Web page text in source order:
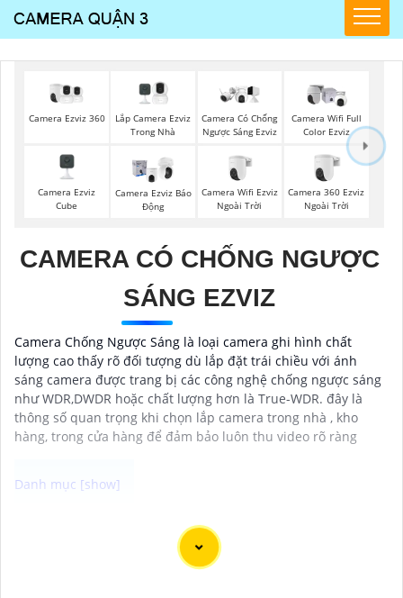
Camera Ezviz 360
Lắp Camera Ezviz
Trong Nhà
Camera Có Chống
Ngược Sáng Ezviz
Camera Wifi Full
Color Ezviz
Camera Ezviz
Cube
Camera Ezviz Báo
Động
Camera Wifi Ezviz
Ngoài Trời
Camera 360 Ezviz
Ngoài Trời
CAMERA CÓ CHỐNG NGƯỢC
SÁNG EZVIZ
Camera Chống Ngược Sáng là loại camera ghi hình chất
lượng cao thấy rõ đối tượng dù lắp đặt trái chiều với ánh
sáng camera được trang bị các công nghệ chống ngược sáng
như WDR,DWDR hoặc chất lượng hơn là True-WDR. đây là
thông số quan trọng khi chọn lắp camera trong nhà , kho
hàng, trong cửa hàng để đảm bảo luôn thu video rõ ràng
Camera Công Nghệ WizSense được trang bị tính năng
nhận diện thông minh, giúp phát hiện và phân biệt
người, phương tiện với độ chính xác cao. Hệ thống có